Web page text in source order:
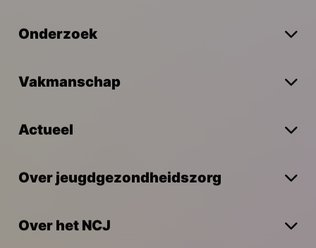
Onderzoek
Vakmanschap
Actueel
Over jeugdgezondheidszorg
Over het NCJ